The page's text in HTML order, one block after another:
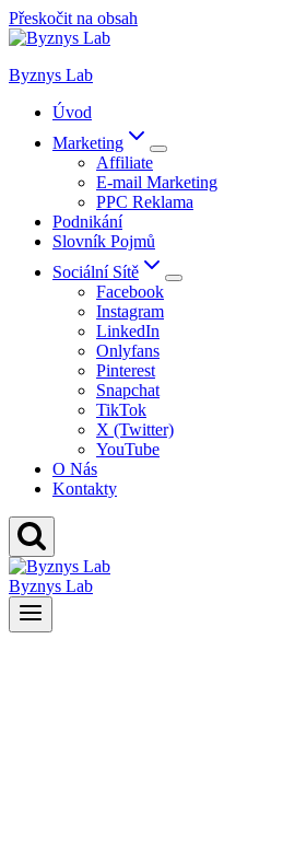
Přeskočit na obsah
Byznys Lab
Úvod
Marketing
Affiliate
E-mail Marketing
PPC Reklama
Podnikání
Slovník Pojmů
Sociální Sítě
Facebook
Instagram
LinkedIn
Onlyfans
Pinterest
Snapchat
TikTok
X (Twitter)
YouTube
O Nás
Kontakty
Byznys Lab